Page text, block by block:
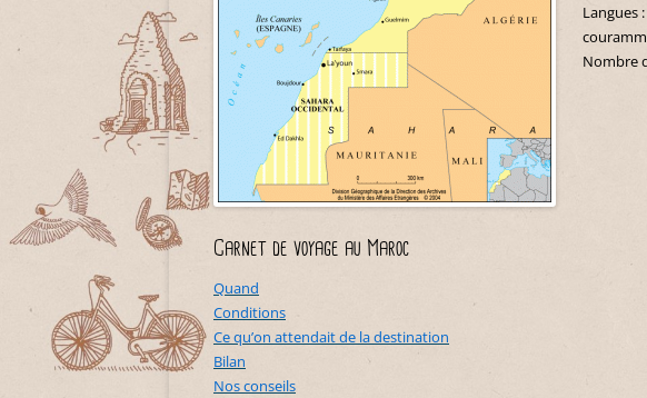
Langues
Nombre
Carnet de voyage au Maroc
Quand
Conditions
Ce qu’on attendait de la destination
Bilan
Nos conseils